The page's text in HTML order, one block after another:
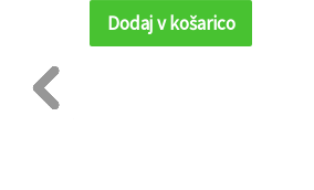
izdelavo nakita
Dodaj v košarico